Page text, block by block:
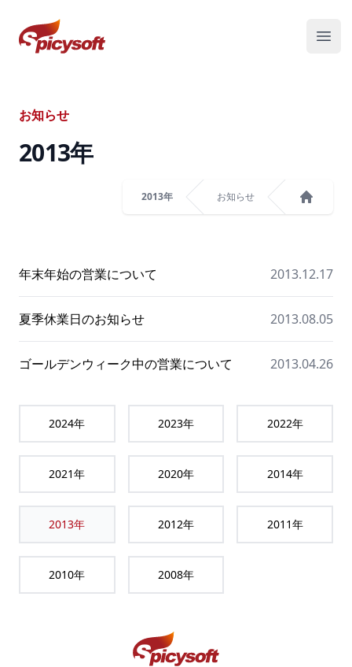
スパイシーソフト株式会社
メニ
お知らせ
2013年
2013年 お知らせ
年末年始の営業について 2013.12.17
夏季休業日のお知らせ 2013.08.05
ゴールデンウィーク中の営業について 2013.04.26
2024年 2023年 2022年
2021年 2020年 2014年
2013年 2012年 2011年
2010年 2008年